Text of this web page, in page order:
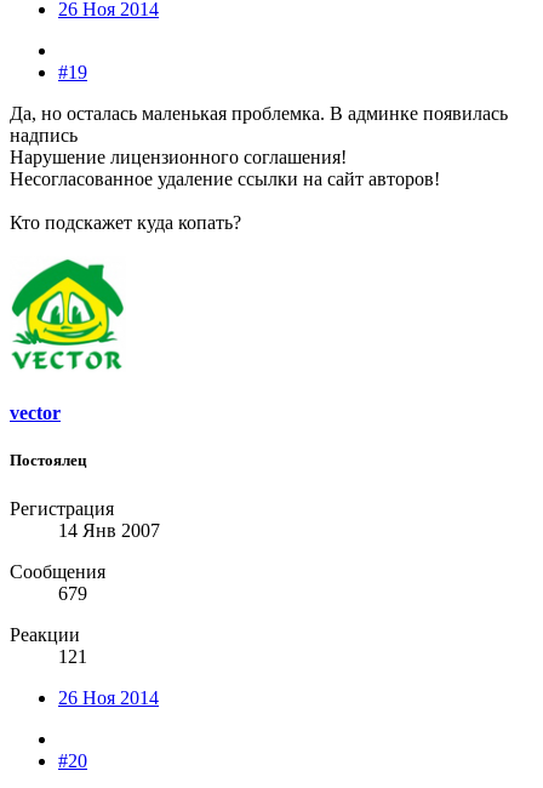
26 Ноя 2014
#19
Да, но осталась маленькая проблемка. В админке появилась
надпись
Нарушение лицензионного соглашения!
Несогласованное удаление ссылки на сайт авторов!
Кто подскажет куда копать?
vector
Постоялец
Регистрация
14 Янв 2007
Сообщения
679
Реакции
121
26 Ноя 2014
#20